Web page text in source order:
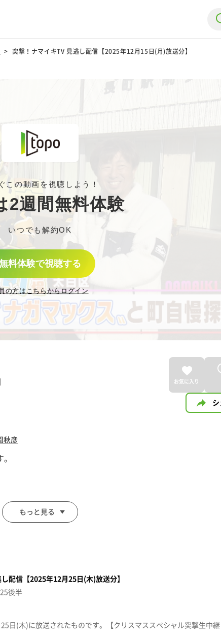
突撃！ナマイキTV 見逃し配信【2025年12月15日(月)放送分】
この動画を視聴しよう！
2週間無料体験
いつでも解約OK
料体験で視聴する
の方はこちらからログイン
お気に入り
シ
秋彦
ります。
もっと見る
配信【2025年12月25日(木)放送分】
後半